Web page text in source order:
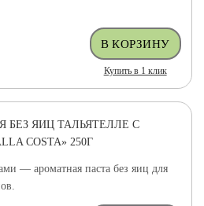
Купить в 1 клик
БЕЗ ЯИЦ ТАЛЬЯТЕЛЛЕ С
COSTA» 250Г
— ароматная паста без яиц для